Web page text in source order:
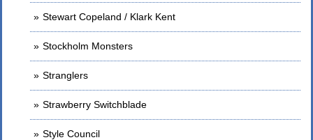
Stewart Copeland / Klark Kent
Stockholm Monsters
Stranglers
Strawberry Switchblade
Style Council